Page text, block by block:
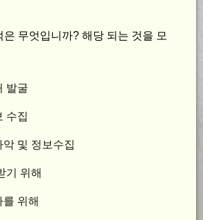
은 무엇입니까? 해당 되는 것을 모
발굴
수집
및 정보수집
기 위해
위해